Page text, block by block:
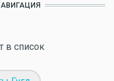
в список